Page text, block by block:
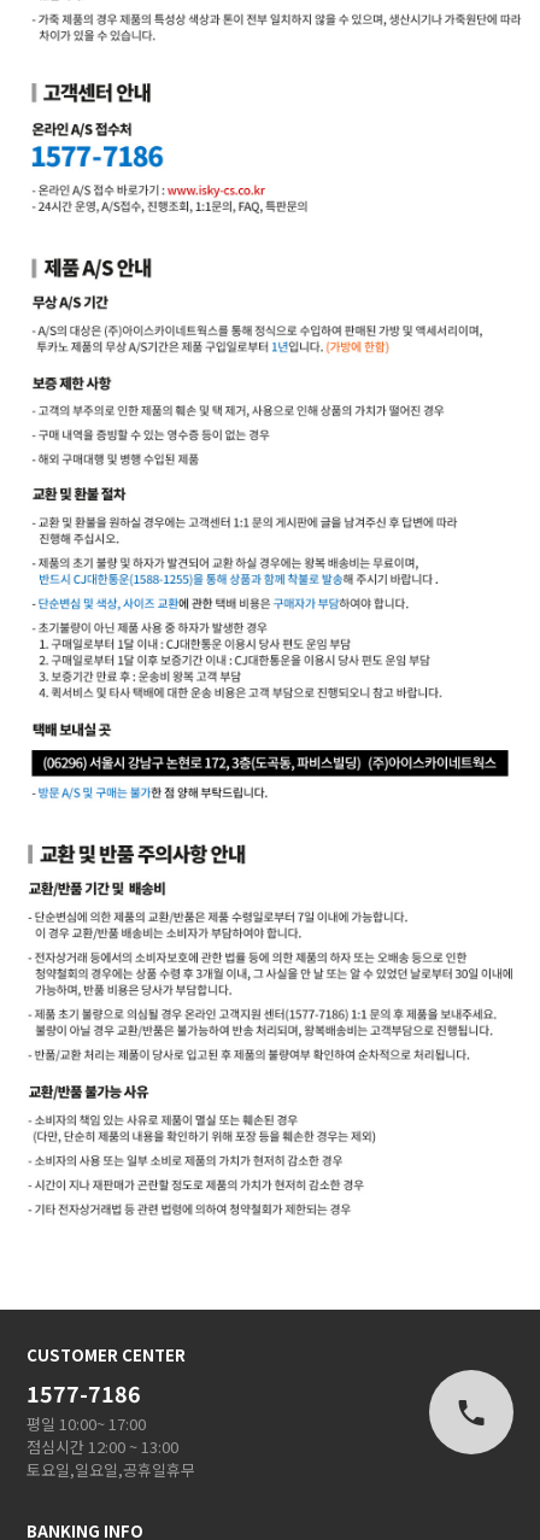
CUSTOMER CENTER
1577-7186
평일 10:00~ 17:00
점심시간 12:00 ~ 13:00
토요일,일요일,공휴일휴무
BANKING INFO